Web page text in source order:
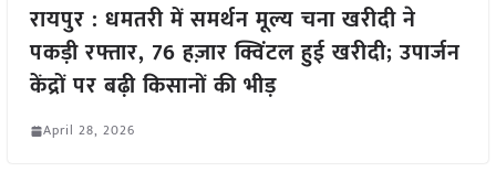
रायपुर : धमतरी में समर्थन मूल्य चना खरीदी ने
पकड़ी रफ्तार, 76 हज़ार क्विंटल हुई खरीदी; उपार्जन
केंद्रों पर बढ़ी किसानों की भीड़
April 28, 2026